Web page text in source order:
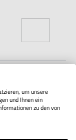
um unsere
und Ihnen ein
zu den von